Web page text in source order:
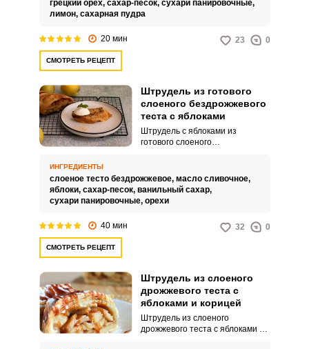
грецкий орех, сахар-песок, сухари панировочные,
лимон, сахарная пудра
20 мин 23 0
СМОТРЕТЬ РЕЦЕПТ
Штрудель из готового
слоеного бездрожжевого
теста с яблоками
Штрудель с яблоками из
готового слоеного
Самый простой в приготовлении
и вкусный рецепт.
ИНГРЕДИЕНТЫ
слоеное тесто бездрожжевое, масло сливочное,
яблоки, сахар-песок, ванильный сахар,
сухари панировочные, орехи
40 мин 32 0
СМОТРЕТЬ РЕЦЕПТ
Штрудель из слоеного
дрожжевого теста с
яблоками и корицей
Штрудель из слоеного
дрожжевого теста с яблоками и
Запомнить меня
ВХОД
ЕЩЕ НЕ ЗАРЕГИСТРИРОВАННЫ?